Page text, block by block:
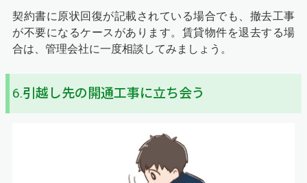
契約書に原状回復が記載されている場合でも、撤去工事
が不要になるケースがあります。賃貸物件を退去する場
合は、管理会社に一度相談してみましょう。
6.引越し先の開通工事に立ち会う